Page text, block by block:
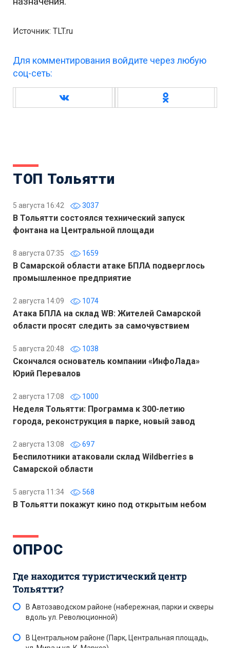
Источник: TLT.ru
Для комментирования войдите через любую
соц-сеть:
ТОП Тольятти
5 августа 16:42 3037
В Тольятти состоялся технический запуск
фонтана на Центральной площади
8 августа 07:35 1659
В Самарской области атаке БПЛА подверглось
промышленное предприятие
2 августа 14:09 1074
Атака БПЛА на склад WB: Жителей Самарской
области просят следить за самочувствием
5 августа 20:48 1038
Скончался основатель компании «ИнфоЛада»
Юрий Перевалов
2 августа 17:08 1000
Неделя Тольятти: Программа к 300-летию
города, реконструкция в парке, новый завод
2 августа 13:08 697
Беспилотники атаковали склад Wildberries в
Самарской области
5 августа 11:34 568
В Тольятти покажут кино под открытым небом
ОПРОС
Где находится туристический центр
Тольятти?
В Автозаводском районе (набережная, парки и скверы
вдоль ул. Революционной)
В Центральном районе (Парк, Центральная площадь,